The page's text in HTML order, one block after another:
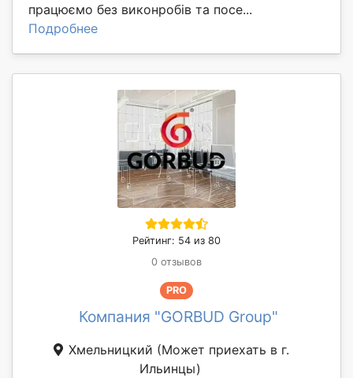
працюємо без виконробів та посе...
Подробнее
Рейтинг: 54 из 80
0 отзывов
PRO
Компания "GORBUD Group"
Хмельницкий (Может приехать в г.
Ильинцы)